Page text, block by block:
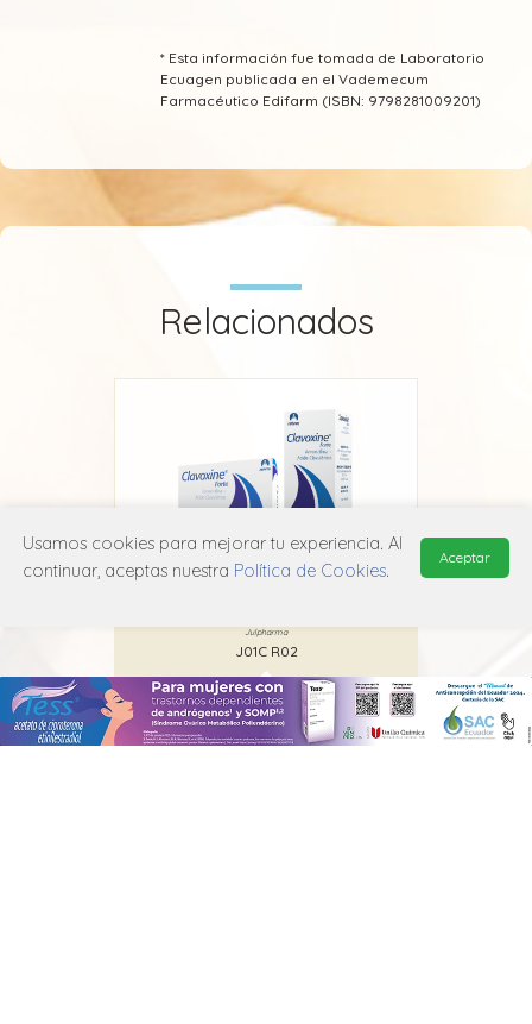
* Esta información fue tomada de Laboratorio
Ecuagen publicada en el Vademecum
Farmacéutico Edifarm (ISBN: 9798281009201)
Relacionados
Julpharma
J01C R02
Usamos cookies para mejorar tu experiencia. Al
continuar, aceptas nuestra Política de Cookies.
Aceptar